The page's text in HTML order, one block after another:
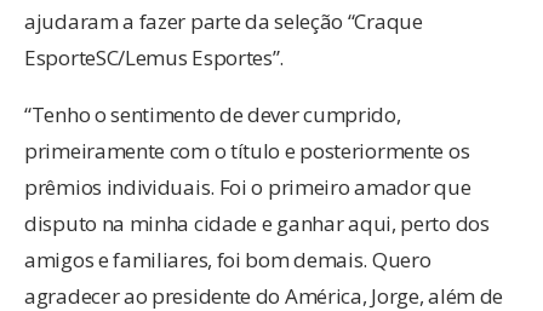
ajudaram a fazer parte da seleção “Craque
EsporteSC/Lemus Esportes”.
“Tenho o sentimento de dever cumprido,
primeiramente com o título e posteriormente os
prêmios individuais. Foi o primeiro amador que
disputo na minha cidade e ganhar aqui, perto dos
amigos e familiares, foi bom demais. Quero
agradecer ao presidente do América, Jorge, além de